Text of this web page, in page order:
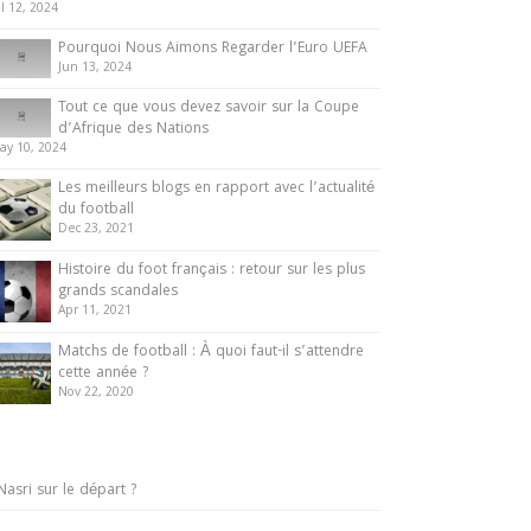
12, 2024
Pourquoi Nous Aimons Regarder l’Euro UEFA
Jun 13, 2024
Tout ce que vous devez savoir sur la Coupe
d’Afrique des Nations
10, 2024
Les meilleurs blogs en rapport avec l’actualité
du football
Dec 23, 2021
Histoire du foot français : retour sur les plus
grands scandales
Apr 11, 2021
Matchs de football : À quoi faut-il s’attendre
cette année ?
Nov 22, 2020
sur le départ ?